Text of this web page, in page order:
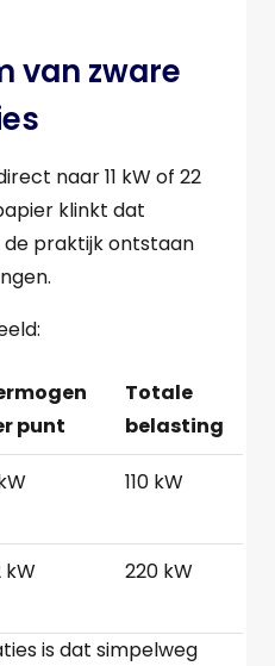
van zware
naar 11 kW of 22
klinkt dat
praktijk ontstaan
punt
Totale
belasting
110 kW
kW 220 kW
is dat simpelweg